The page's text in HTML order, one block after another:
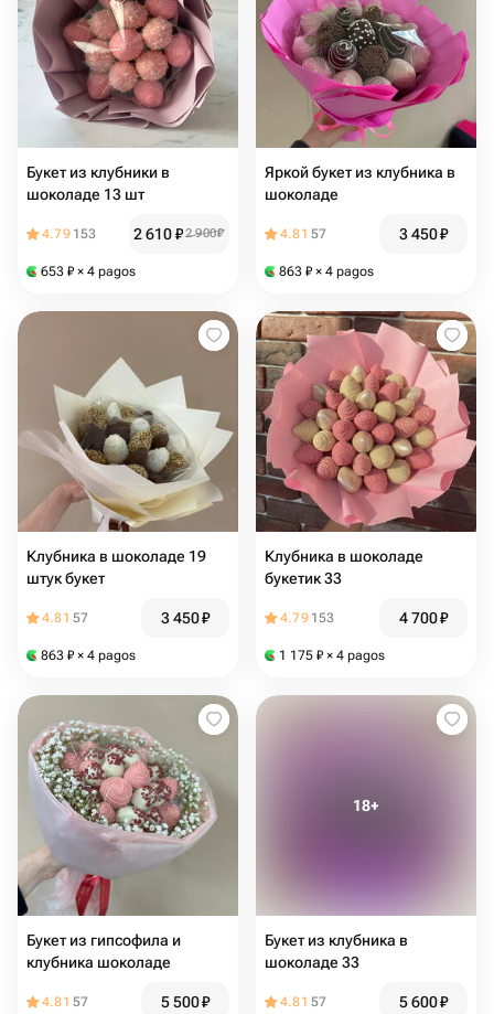
Букет из клубники в
шоколаде 13 шт
4.79 153 2 610₽2 900₽
653 ₽ × 4 pagos
Яркой букет из клубника в
шоколаде
4.81 57 3 450₽
863 ₽ × 4 pagos
Клубника в шоколаде 19
штук букет
4.81 57 3 450₽
863 ₽ × 4 pagos
Клубника в шоколаде
букетик 33
4.79 153 4 700₽
1 175 ₽ × 4 pagos
Букет из гипсофила и
клубника шоколаде
4.81 57 5 500₽
Букет из клубника в
шоколаде 33
4.81 57 5 600₽